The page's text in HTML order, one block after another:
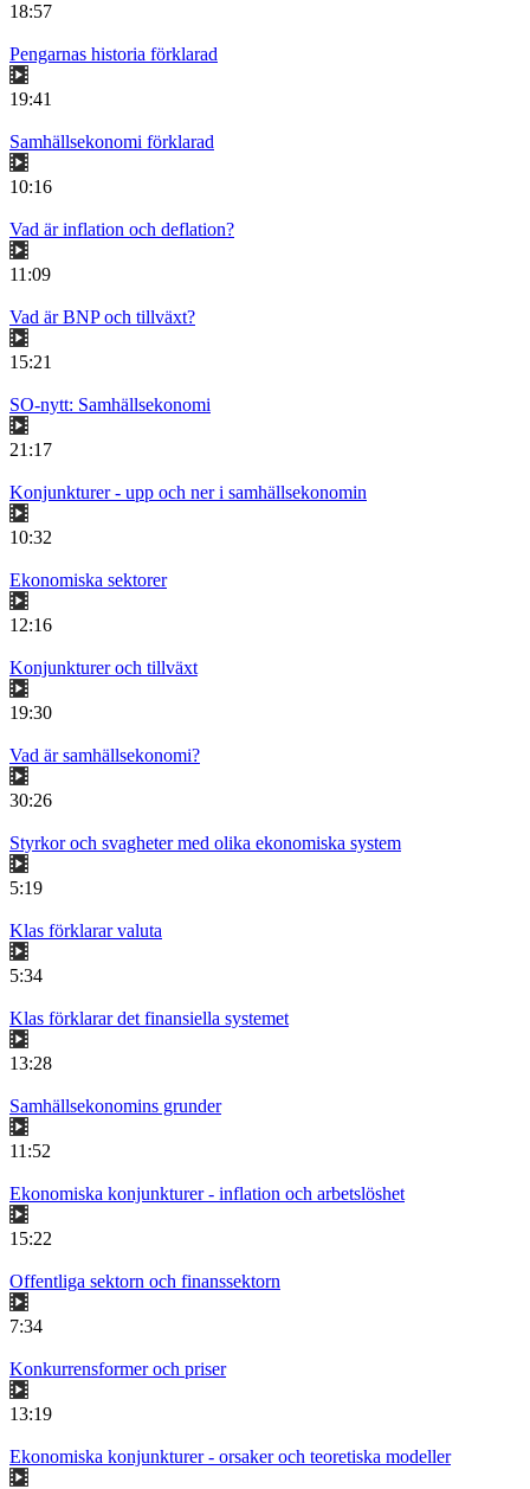
18:57
Pengarnas historia förklarad
19:41
Samhällsekonomi förklarad
10:16
Vad är inflation och deflation?
11:09
Vad är BNP och tillväxt?
15:21
SO-nytt: Samhällsekonomi
21:17
Konjunkturer - upp och ner i samhällsekonomin
10:32
Ekonomiska sektorer
12:16
Konjunkturer och tillväxt
19:30
Vad är samhällsekonomi?
30:26
Styrkor och svagheter med olika ekonomiska system
5:19
Klas förklarar valuta
5:34
Klas förklarar det finansiella systemet
13:28
Samhällsekonomins grunder
11:52
Ekonomiska konjunkturer - inflation och arbetslöshet
15:22
Offentliga sektorn och finanssektorn
7:34
Konkurrensformer och priser
13:19
Ekonomiska konjunkturer - orsaker och teoretiska modeller